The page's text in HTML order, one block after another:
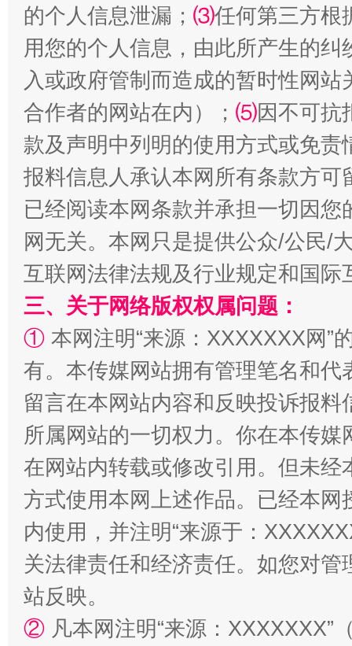
从幼儿园到大学，有这些资助 “
事关残疾人未来5年
规模最大的光氢储一体化项目 走
的个人信息泄漏； ⑶任何第三方根
用您的个人信息，由此所产生的纠
入或政府管制而造成的暂时性网
合作者的网站在内）； ⑸因不可抗
款及声明中列明的使用方式或免责
报料信息人承认本网所有条款方
已经阅读本网条款并承担一切因
网无关。本网只是提供公众/公民/
互联网法律法规及行业规定和国
三、关于网络版权权属问题：
① 本网注明“来源：XXXXXXX网”
有。本传媒网站拥有管理笔名和
留言在本网站内容和反映投诉报
所属网站的一切权力。你在本传
在网站内转载或修改引用。但未
方式使用本网上述作品。已经本
内使用，并注明“来源于：
关法律责任和经济责任。如您对
站反映。
② 凡本网注明“来源：